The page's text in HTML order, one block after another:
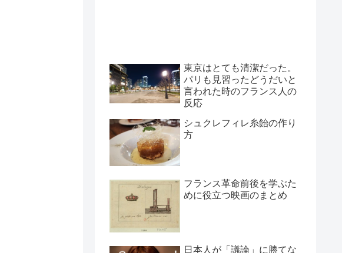
東京はとても清潔だった。
パリも見習ったどうだいと
言われた時のフランス人の
反応
シュクレフィレ糸飴の作り
方
フランス革命前後を学ぶた
めに役立つ映画のまとめ
日本人が「議論」に勝てな